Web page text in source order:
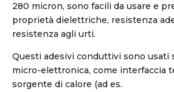
280 micron, sono facili da usare e
proprietà dielettriche, resistenza
resistenza agli urti.
Questi adesivi conduttivi sono usati
micro-elettronica, come interfaccia
sorgente di calore (ad es.